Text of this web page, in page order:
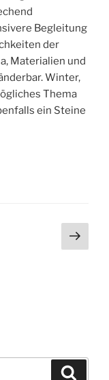
Begleitung
der
Materialien und
Winter,
Thema
ein Steine